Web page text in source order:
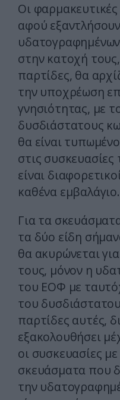
Οι φαρμακευτικές
αφού
στην κατοχή
παρτίδες, θα
την υποχρέωση
γνησιότητας, με
δυσδιάστατους
θα είναι
στις
είναι
καθένα εμβαλάγιο.
Για τα
τα δύο είδη
θα ακυρώνεται
τους, μόνον η
του ΕΟΦ με
του
παρτίδες αυτές,
εξακολουθήσει
οι συσκευασίες
σκευάσματα που
την